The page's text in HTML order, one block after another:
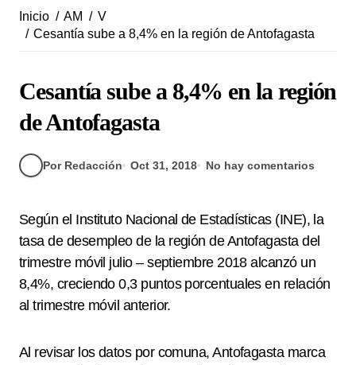
Inicio AM
V
Cesantía sube a 8,4% en la región de Antofagasta
Cesantía sube a 8,4% en la región
de Antofagasta
Por Redacción Oct 31, 2018 No hay comentarios
Según el Instituto Nacional de Estadísticas (INE), la
tasa de desempleo de la región de Antofagasta del
trimestre móvil julio – septiembre 2018 alcanzó un
8,4%, creciendo 0,3 puntos porcentuales en relación
al trimestre móvil anterior.
Al revisar los datos por comuna, Antofagasta marca